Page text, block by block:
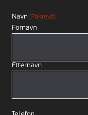
Navn (Påkrevd)
Fornavn
Etternavn
Telefon